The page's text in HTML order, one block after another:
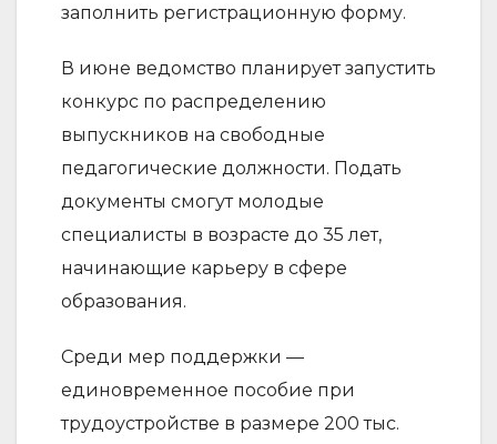
заполнить регистрационную форму.
В июне ведомство планирует запустить
конкурс по распределению
выпускников на свободные
педагогические должности. Подать
документы смогут молодые
специалисты в возрасте до 35 лет,
начинающие карьеру в сфере
образования.
Среди мер поддержки —
единовременное пособие при
трудоустройстве в размере 200 тыс.